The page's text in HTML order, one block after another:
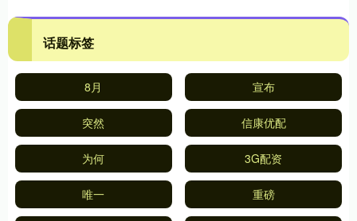
话题标签
8月 宣布
突然 信康优配
为何 3G配资
唯一 重磅